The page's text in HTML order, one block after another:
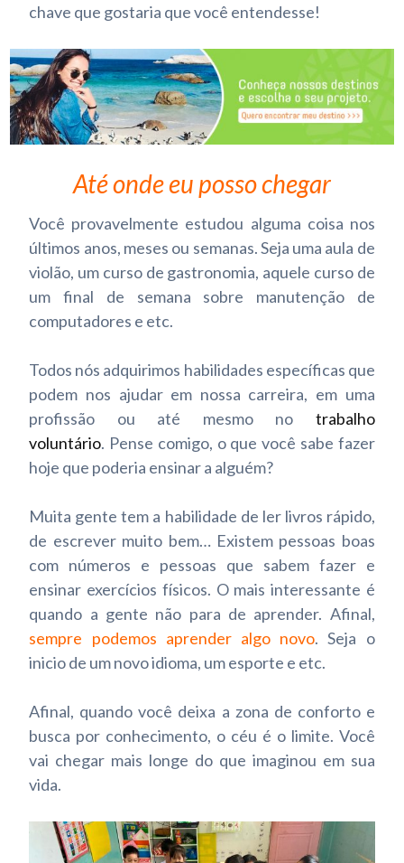
chave que gostaria que você entendesse!
Até onde eu posso chegar
Você provavelmente estudou alguma coisa nos
últimos anos, meses ou semanas.Seja uma aula de
violão, um curso de gastronomia, aquele curso de
um final de semana sobre manutenção de
computadores e etc.
Todos nós adquirimos habilidades específicas que
podem nos ajudar em nossa carreira, em uma
profissão ou até mesmo no trabalho
voluntário. Pense comigo, o que você sabe fazer
hoje que poderia ensinar a alguém?
Muita gente tem a habilidade de ler livros rápido,
de escrever muito bem… Existem pessoas boas
com números e pessoas que sabem fazer e
ensinar exercícios físicos. O mais interessante é
quando a gente não para de aprender. Afinal,
sempre podemos aprender algo novo. Seja o
inicio de um novo idioma, um esporte e etc.
Afinal, quando você deixa a zona de conforto e
busca por conhecimento, o céu é o limite. Você
vai chegar mais longe do que imaginou em sua
vida.